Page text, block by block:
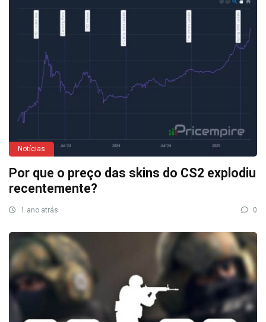
Notícias
Por que o preço das skins do CS2 explodiu
recentemente?
1 ano atrás 0